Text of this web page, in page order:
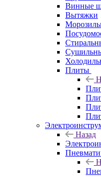
Винные
Вытяжки
Плиты
Назад